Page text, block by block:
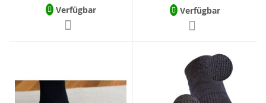
Verfügbar Verfügbar